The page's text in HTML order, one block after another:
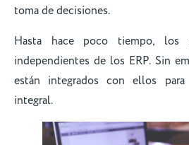
toma de decisiones.
Hasta hace poco tiempo, los
independientes de los ERP. Sin
están integrados con ellos
integral.